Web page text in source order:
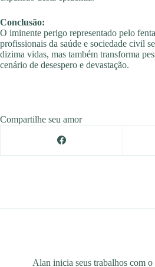
Conclusão:
O iminente perigo representado pelo
profissionais da saúde e sociedade civil
dizima vidas, mas também transforma
cenário de desespero e devastação.
Compartilhe seu amor
Alan inicia seus trabalhos com